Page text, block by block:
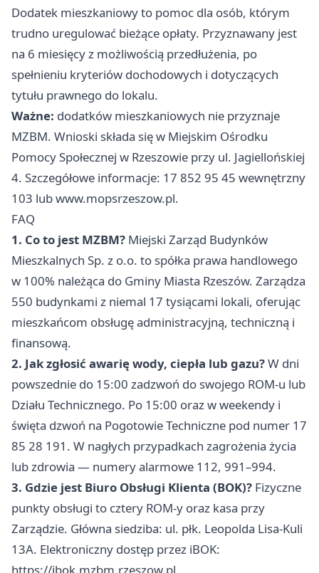
Dodatek mieszkaniowy to pomoc dla osób, którym
trudno uregulować bieżące opłaty. Przyznawany jest
na 6 miesięcy z możliwością przedłużenia, po
spełnieniu kryteriów dochodowych i dotyczących
tytułu prawnego do lokalu.
Ważne: dodatków mieszkaniowych nie przyznaje
MZBM. Wnioski składa się w Miejskim Ośrodku
Pomocy Społecznej w Rzeszowie przy ul. Jagiellońskiej
4. Szczegółowe informacje: 17 852 95 45 wewnętrzny
103 lub www.mopsrzeszow.pl.
FAQ
1. Co to jest MZBM? Miejski Zarząd Budynków
Mieszkalnych Sp. z o.o. to spółka prawa handlowego
w 100% należąca do Gminy Miasta Rzeszów. Zarządza
550 budynkami z niemal 17 tysiącami lokali, oferując
mieszkańcom obsługę administracyjną, techniczną i
finansową.
2. Jak zgłosić awarię wody, ciepła lub gazu?W dni
powszednie do 15:00 zadzwoń do swojego ROM-u lub
Działu Technicznego. Po 15:00 oraz w weekendy i
święta dzwoń na Pogotowie Techniczne pod numer 17
85 28 191. W nagłych przypadkach zagrożenia życia
lub zdrowia — numery alarmowe 112, 991–994.
3. Gdzie jest Biuro Obsługi Klienta (BOK)? Fizyczne
punkty obsługi to cztery ROM-y oraz kasa przy
Zarządzie. Główna siedziba: ul. płk. Leopolda Lisa-Kuli
13A. Elektroniczny dostęp przez iBOK: